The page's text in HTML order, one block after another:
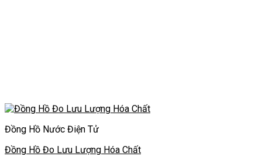
Đồng Hồ Nước Điện Tử
Đồng Hồ Đo Lưu Lượng Hóa Chất